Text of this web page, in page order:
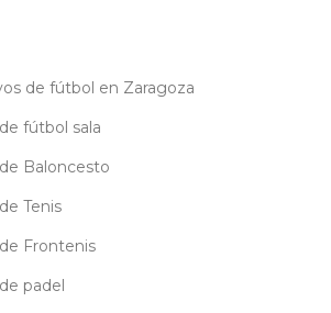
de fútbol en Zaragoza
fútbol sala
Baloncesto
Tenis
Frontenis
padel